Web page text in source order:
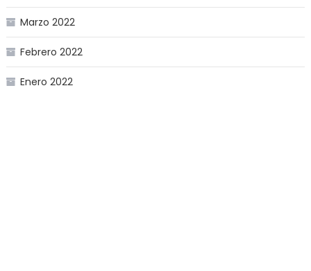
Marzo 2022
Febrero 2022
Enero 2022